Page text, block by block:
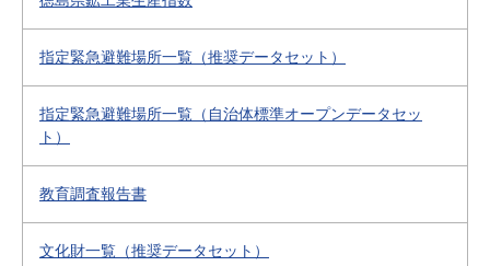
指定緊急避難場所一覧（推奨データセット）
指定緊急避難場所一覧（自治体標準オープンデータセッ
ト）
教育調査報告書
文化財一覧（推奨データセット）